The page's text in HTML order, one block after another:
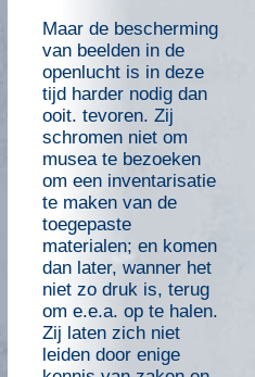
Maar de bescherming
van beelden in de
openlucht is in deze
tijd harder nodig dan
ooit. tevoren. Zij
schromen niet om
musea te bezoeken
om een inventarisatie
te maken van de
toegepaste
materialen; en komen
dan later, wanner het
niet zo druk is, terug
om e.e.a. op te halen.
Zij laten zich niet
leiden door enige